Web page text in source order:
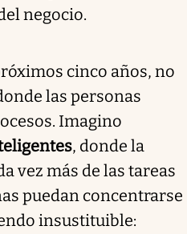
negocio.
cinco años, no
las personas
Imagino
, donde la
vez más de las tareas
puedan concentrarse
insustituible: